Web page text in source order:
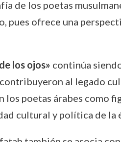
de los poetas
pues ofrece una
los ojos» continúa
contribuyeron al legado
los poetas árabes como
cultural y política de la